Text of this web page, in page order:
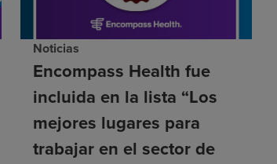
Noticias
Encompass Health fue
incluida en la lista “Los
mejores lugares para
trabajar en el sector de